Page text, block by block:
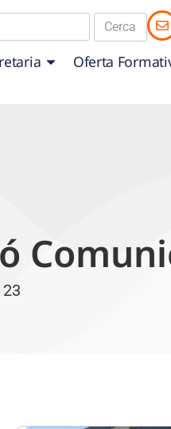
Oferta